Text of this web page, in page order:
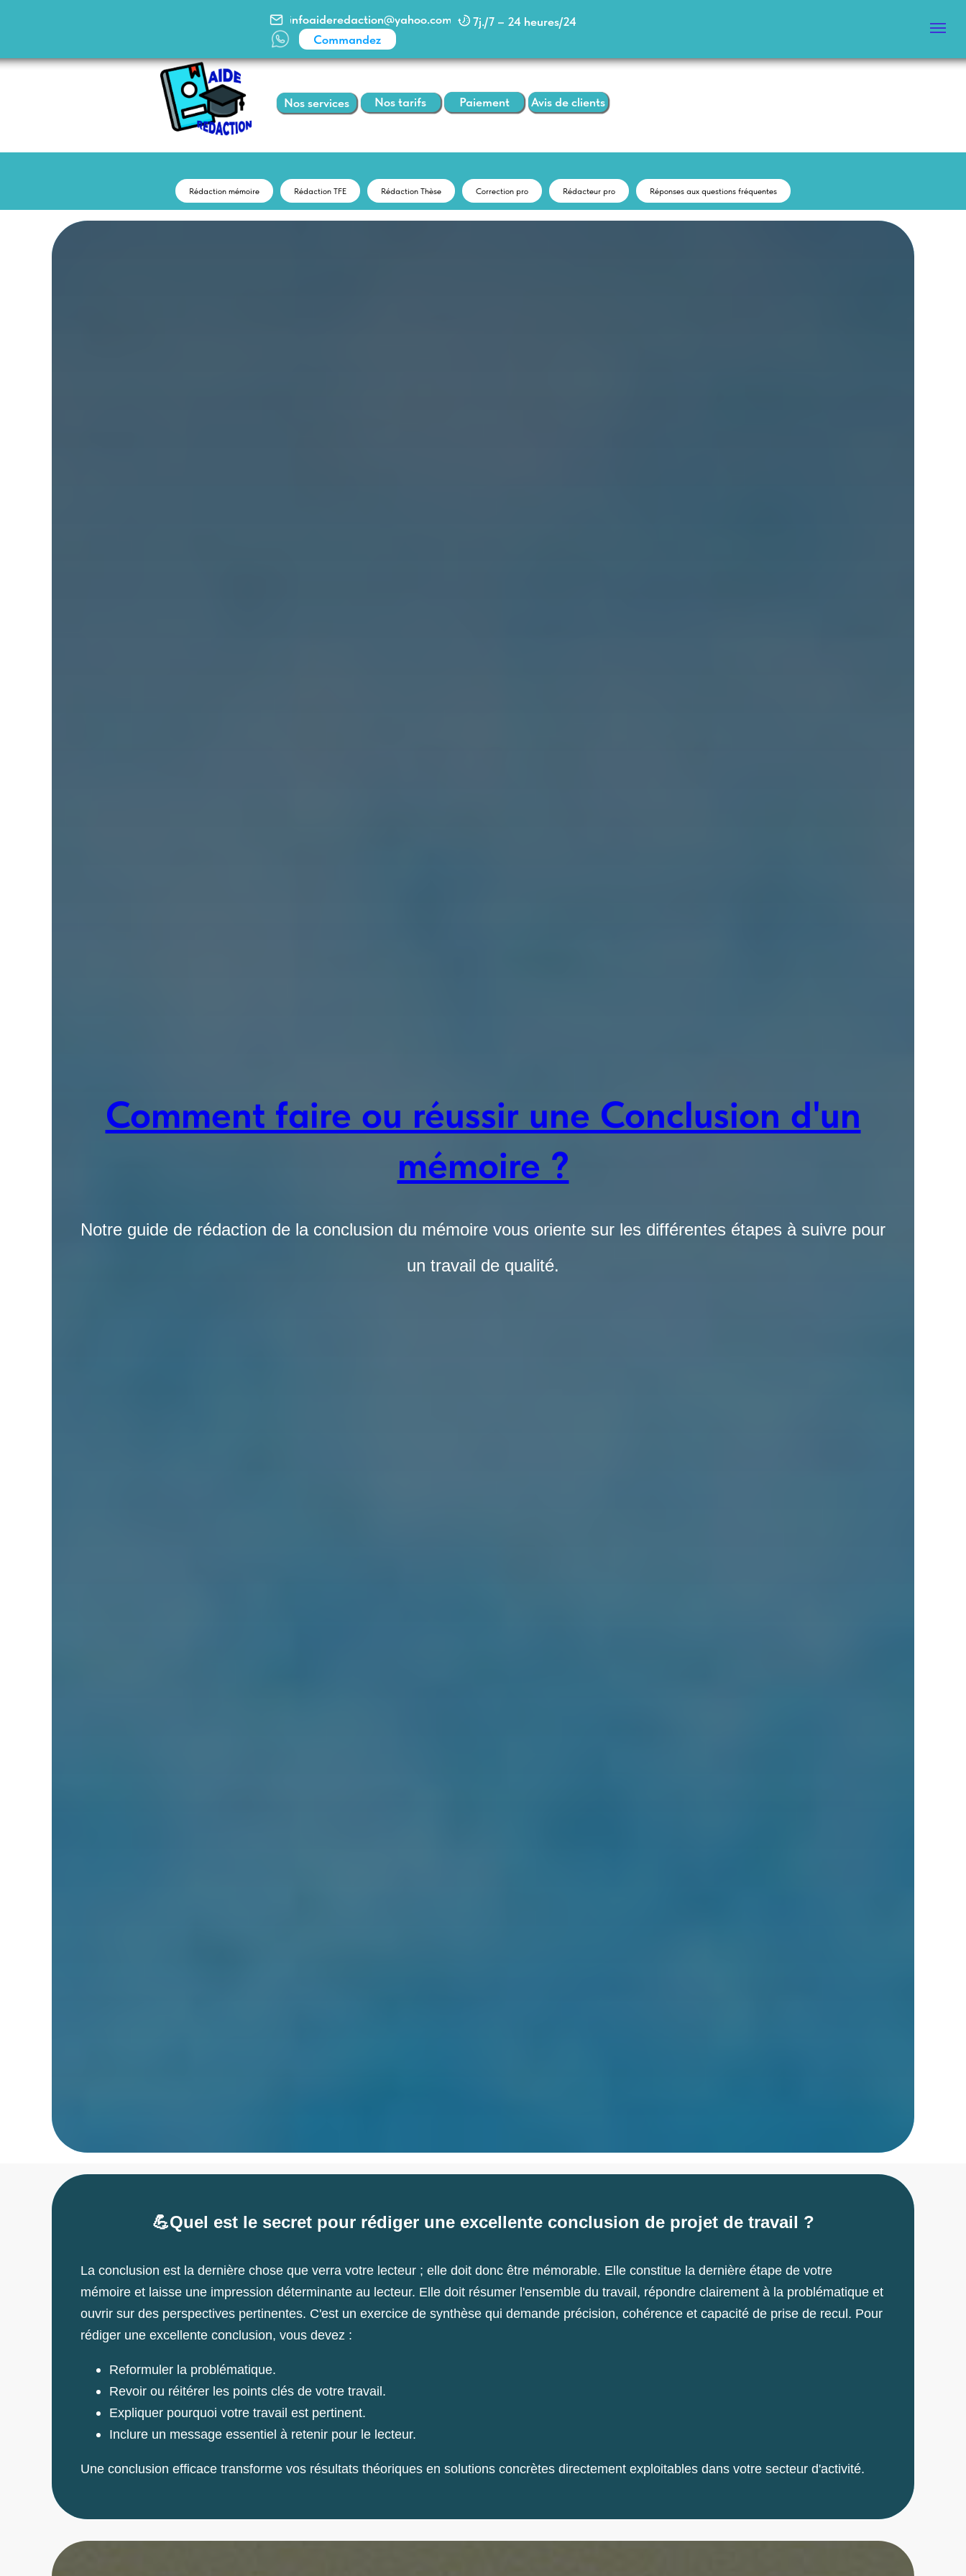
Nos services Nos tarifs Paiement Avis de clients
Commandez
infoaideredaction@yahoo.com 7j./7 – 24 heures/24
Rédaction mémoire Rédaction TFE Rédaction Thèse Correction pro Rédacteur pro Réponses aux questions fréquentes
Comment faire ou réussir une Conclusion d'un
mémoire ?
Notre guide de rédaction de la conclusion du mémoire vous oriente sur les différentes étapes à suivre pour
un travail de qualité.
Commandez votre travail
💪Quel est le secret pour rédiger une excellente conclusion de projet de travail ?
La conclusion est la dernière chose que verra votre lecteur ; elle doit donc être mémorable. Elle constitue la dernière étape de votre
mémoire et laisse une impression déterminante au lecteur. Elle doit résumer l'ensemble du travail, répondre clairement à la problématique et
ouvrir sur des perspectives pertinentes. C'est un exercice de synthèse qui demande précision, cohérence et capacité de prise de recul. Pour
rédiger une excellente conclusion, vous devez :
Reformuler la problématique.
Revoir ou réitérer les points clés de votre travail.
Expliquer pourquoi votre travail est pertinent.
Inclure un message essentiel à retenir pour le lecteur.
Une conclusion efficace transforme vos résultats théoriques en solutions concrètes directement exploitables dans votre secteur d'activité.